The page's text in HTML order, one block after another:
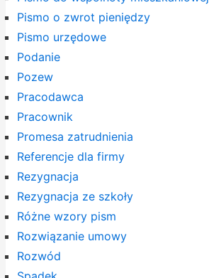
Pismo o zwrot pieniędzy
Pismo urzędowe
Podanie
Pozew
Pracodawca
Pracownik
Promesa zatrudnienia
Referencje dla firmy
Rezygnacja
Rezygnacja ze szkoły
Różne wzory pism
Rozwiązanie umowy
Rozwód